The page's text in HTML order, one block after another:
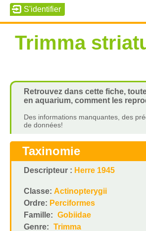
Trimma
Retrouvez dans cette fiche,
en aquarium, comment les
Des informations manquantes, des
de données!
Taxinomie
Descripteur : Herre 1945
Classe: Actinopterygii
Ordre: Perciformes
Famille: Gobiidae
Genre: Trimma